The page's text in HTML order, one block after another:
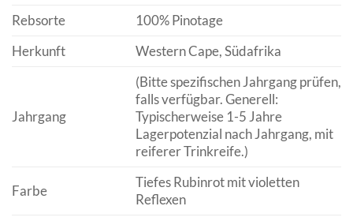
Rebsorte
100% Pinotage
Herkunft
Western Cape, Südafrika
Jahrgang
(Bitte spezifischen Jahrgang prüfen,
falls verfügbar. Generell:
Typischerweise 1-5 Jahre
Lagerpotenzial nach Jahrgang, mit
reiferer Trinkreife.)
Farbe
Tiefes Rubinrot mit violetten
Reflexen